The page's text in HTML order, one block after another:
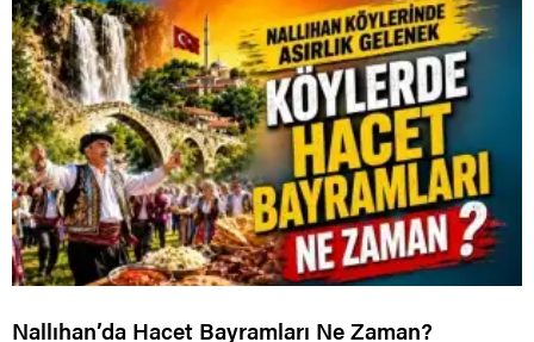
Nallıhan’da Hacet Bayramları Ne Zaman?